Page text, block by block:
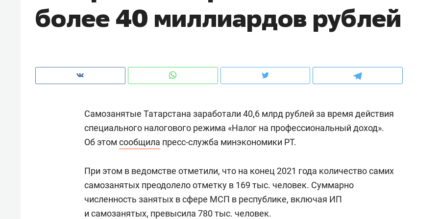
более 40 миллиардов рублей
Самозанятые Татарстана заработали 40,6 млрд рублей за время действия
специального налогового режима «Налог на профессиональный доход».
Об этом сообщила пресс-служба минэкономики РТ.
При этом в ведомстве отметили, что на конец 2021 года количество самих
самозанятых преодолело отметку в 169 тыс. человек. Суммарно
численность занятых в сфере МСП в республике, включая ИП
и самозанятых, превысила 780 тыс. человек.
рынки, почему надо знать аксакалов и
чем интересен Оман?
о трехкратном росте цен, дотошных
клиентах и чудных запросах мастеров
школьной формы о
налогах и развитии без
Рекомендуем
Как ГК «МИР ГРУПП» и ВТБ
создают оазис жилого
комфорта под Казанью
Рекомендуем
150 камер до квартиры и Face
ID вместо ключа: какой будет
безопасность в ЖК «Нова»
Опыт выживания в
природе, работа